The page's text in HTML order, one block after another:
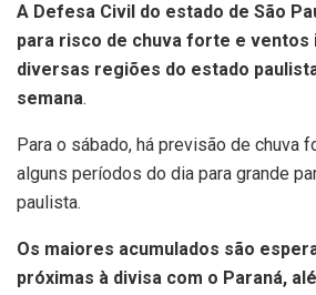
A Defesa Civil do estado de São
para risco de chuva forte e ventos
diversas regiões do estado
semana.
Para o sábado, há previsão de chuva
alguns períodos do dia para grande
paulista.
Os maiores acumulados são
próximas à divisa com o Paraná,